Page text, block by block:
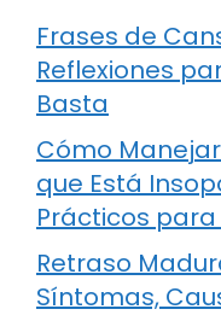
Frases de
Reflexiones
Basta
Cómo
que Está
Prácticos
Retraso
Síntomas,